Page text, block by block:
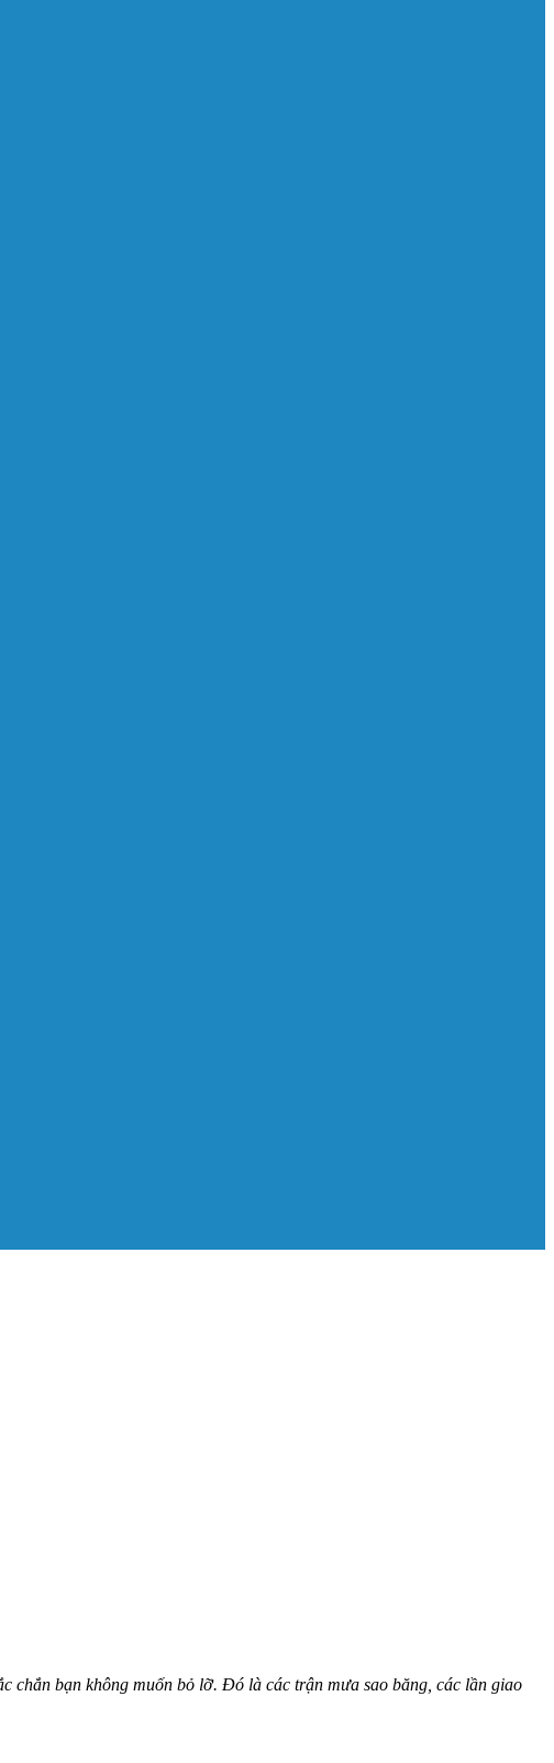
chắn bạn không muốn bỏ lỡ. Đó là các trận mưa sao băng, các lần giao